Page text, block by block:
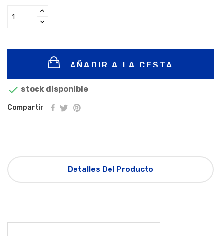
AÑADIR A LA CESTA
 stock disponible
Compartir
Detalles Del Producto